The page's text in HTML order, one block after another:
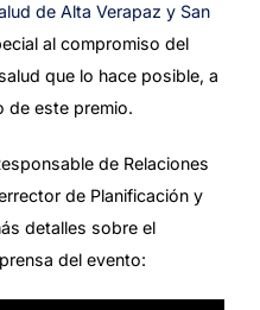
de Alta Verapaz y San
al compromiso del
que lo hace posible, a
de este premio.
de Relaciones
de Planificación y
detalles sobre el
del evento: